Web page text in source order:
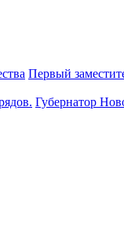
Первый
Губернатор